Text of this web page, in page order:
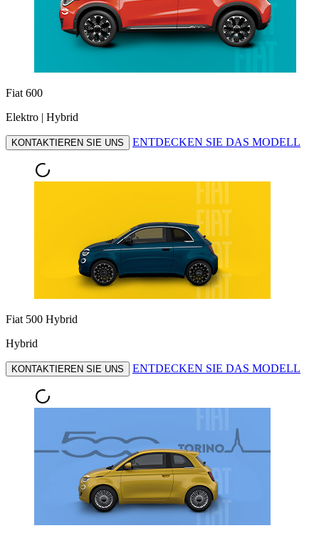
Fiat 600
Elektro | Hybrid
KONTAKTIEREN SIE UNS ENTDECKEN SIE DAS MODELL
Fiat 500 Hybrid
Hybrid
KONTAKTIEREN SIE UNS ENTDECKEN SIE DAS MODELL